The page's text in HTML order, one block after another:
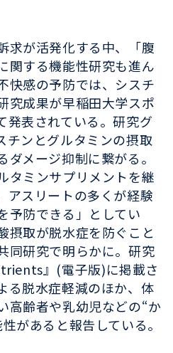
求が活発化する中、「腹
関する機能性研究も進ん
快感の予防では、シスチ
究成果が早稲田大学スポ
発表されている。研究グ
チンとグルタミンの摂取
メージ抑制に繋がる。
タミンサプリメントを継
アスリートの多くが経験
予防できる」としてい
摂取が脱水症を防ぐこと
同研究で明らかに。研究
』(電子版)に掲載さ
る脱水症軽減のほか、体
高齢者や乳幼児などの“か
があると報告している。